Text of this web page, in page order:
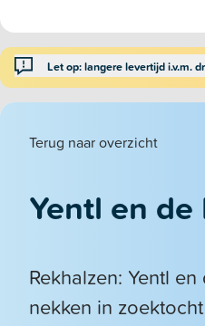
Let op: langere levertijd i.v.m.
Terug naar overzicht
Yentl en de
Rekhalzen: Yentl
nekken in